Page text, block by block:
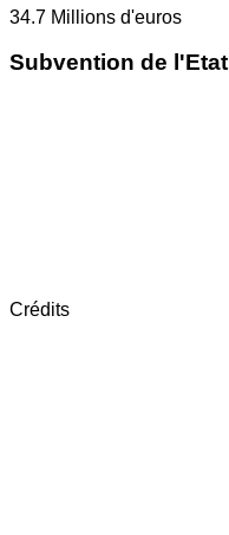
34.7 Millions d'euros
Subvention de l'Etat
Crédits